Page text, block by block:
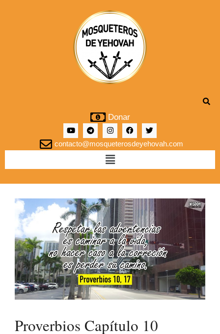
Donar
contacto@mosqueterosdeyehovah.com
Proverbios Capítulo 10